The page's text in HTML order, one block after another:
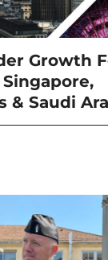
Growth
& Saudi